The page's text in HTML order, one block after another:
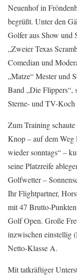
Neuenhof in
begrüßt. Unter den
Golfer aus Show und
„Zweier Texas
Comedian und
„Matze“ Mester und
Band „Die Flippers“,
Sterne- und TV-
Zum Training
Knop – auf dem
wieder sonntags“ –
seine Platzreife
Golfwetter –
Ihr Flightpartner,
mit 47 Brutto-
Golf Open. Große
inzwischen einstellig
Netto-Klasse A.
Mit tatkräftiger